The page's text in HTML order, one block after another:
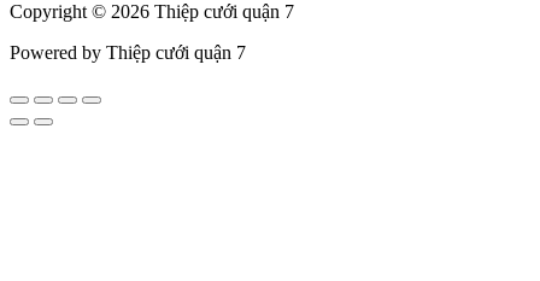
Copyright © 2026 Thiệp cưới quận 7
Powered by Thiệp cưới quận 7